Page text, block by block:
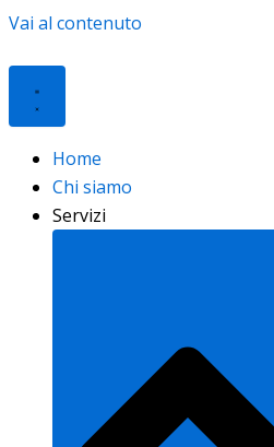
Vai al contenuto
Home
Chi siamo
Servizi